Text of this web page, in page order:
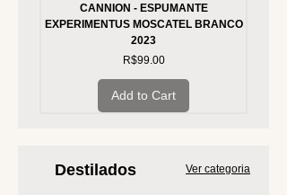
CANNION - ESPUMANTE
EXPERIMENTUS MOSCATEL BRANCO
2023
Price
R$99.00
Add to Cart
Destilados Ver categoria